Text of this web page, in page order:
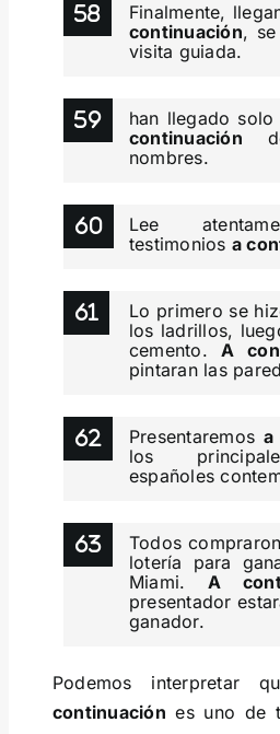
Finalmente,
continuación,
visita guiada.
han llegado
continuación
nombres.
Lee
testimonios a
Lo primero se
los ladrillos,
cemento.A
pintaran las
Presentaremos a
los
españoles
Todos
lotería para
Miami.A
presentador
ganador.
Podemos interpretar
continuación es uno de